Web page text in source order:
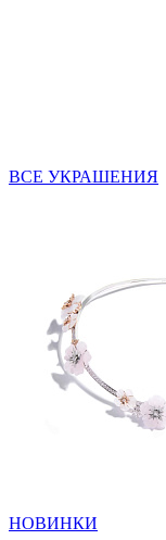
ВСЕ УКРАШЕНИЯ
НОВИНКИ